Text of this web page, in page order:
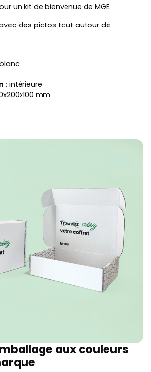
un kit de bienvenue de MGE.
des pictos tout autour de
: intérieure
mm
aux couleurs